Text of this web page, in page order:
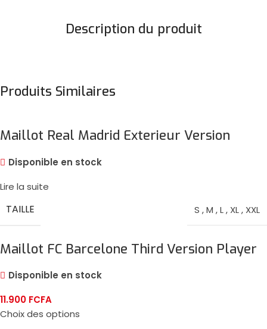
Description du produit
Produits Similaires
Maillot Real Madrid Exterieur Version
Player 2024/25
Disponible en stock
Lire la suite
TAILLE S ,M ,L, XL, XXL
Maillot FC Barcelone Third Version Player
2024/25
Disponible en stock
11.900 FCFA
Choix des options